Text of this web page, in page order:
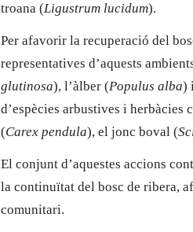
troana (Ligustrum lucidum).
Per afavorir la recuperació del
representatives d’aquests
glutinosa), l’àlber (Populus alba)
d’espècies arbustives i herbàcies
(Carex pendula), el jonc boval (
El conjunt d’aquestes accions
la continuïtat del bosc de ribera,
comunitari.